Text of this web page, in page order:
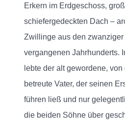
Erkern im Erdgeschoss,
schiefergedeckten Dach –
Zwillinge aus den
vergangenen Jahrhunderts.
lebte der alt gewordene,
betreute Vater, der seinen
führen ließ und nur
die beiden Söhne über